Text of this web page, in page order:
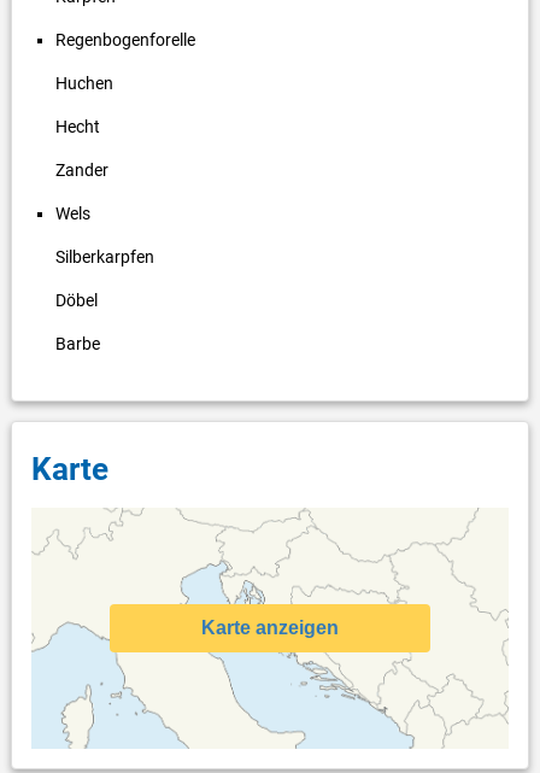
Regenbogenforelle
Huchen
Hecht
Zander
Wels
Silberkarpfen
Döbel
Barbe
Karte
Karte anzeigen